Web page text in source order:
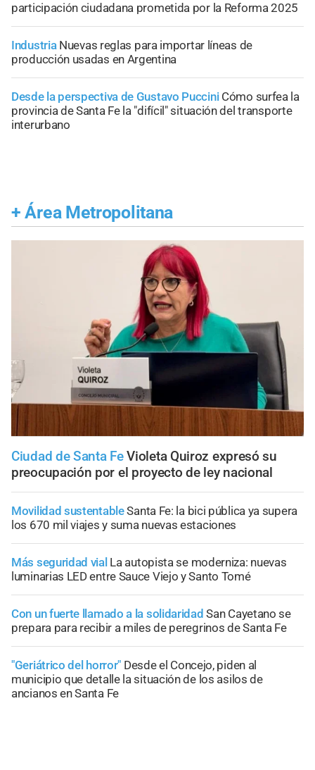
participación ciudadana prometida por la Reforma 2025
Industria Nuevas reglas para importar líneas de
producción usadas en Argentina
Desde la perspectiva de Gustavo Puccini Cómo surfea la
provincia de Santa Fe la "difícil" situación del transporte
interurbano
+ Área Metropolitana
Ciudad de Santa Fe Violeta Quiroz expresó su
preocupación por el proyecto de ley nacional
Movilidad sustentableSanta Fe: la bici pública ya supera
los 670 mil viajes y suma nuevas estaciones
Más seguridad vial La autopista se moderniza: nuevas
luminarias LED entre Sauce Viejo y Santo Tomé
Con un fuerte llamado a la solidaridad San Cayetano se
prepara para recibir a miles de peregrinos de Santa Fe
"Geriátrico del horror" Desde el Concejo, piden al
municipio que detalle la situación de los asilos de
ancianos en Santa Fe